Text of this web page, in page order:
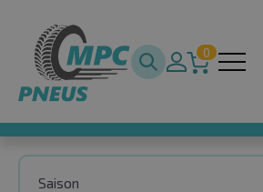
0
Saison